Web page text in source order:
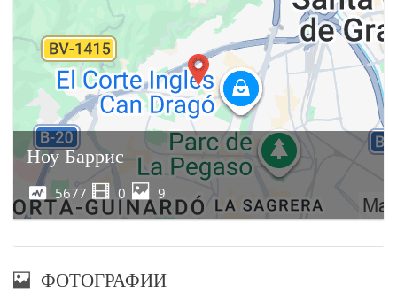
Ноу Баррис
5677 0 9
ФОТОГРАФИИ